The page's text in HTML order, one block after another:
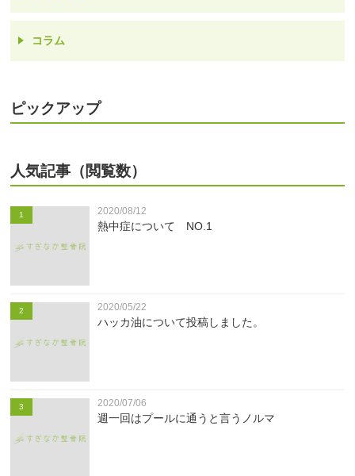
コラム
ピックアップ
人気記事（閲覧数）
1 2020/08/12
熱中症について NO.1
2 2020/05/22
ハッカ油について投稿しました。
3 2020/07/06
週一回はプールに通うと言うノルマ